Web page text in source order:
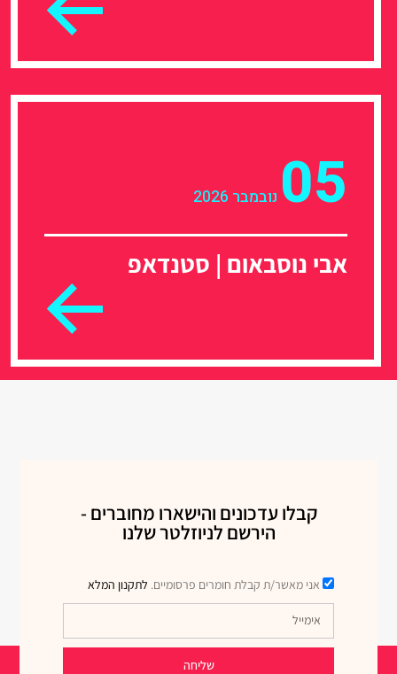
05 נובמבר 2026
אבי נוסבאום | סטנדאפ
קבלו עדכונים והישארו מחוברים -
הירשם לניוזלטר שלנו
אני מאשר/ת קבלת חומרים פרסומיים. לתקנון המלא
שליחה